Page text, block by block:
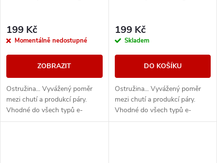
199 Kč
Momentálně nedostupné
ZOBRAZIT
Ostružina... Vyvážený poměr
mezi chutí a produkcí páry.
Vhodné do všech typů e-
cigaret
199 Kč
Skladem
DO KOŠÍKU
Ostružina... Vyvážený poměr
mezi chutí a produkcí páry.
Vhodné do všech typů e-
cigaret